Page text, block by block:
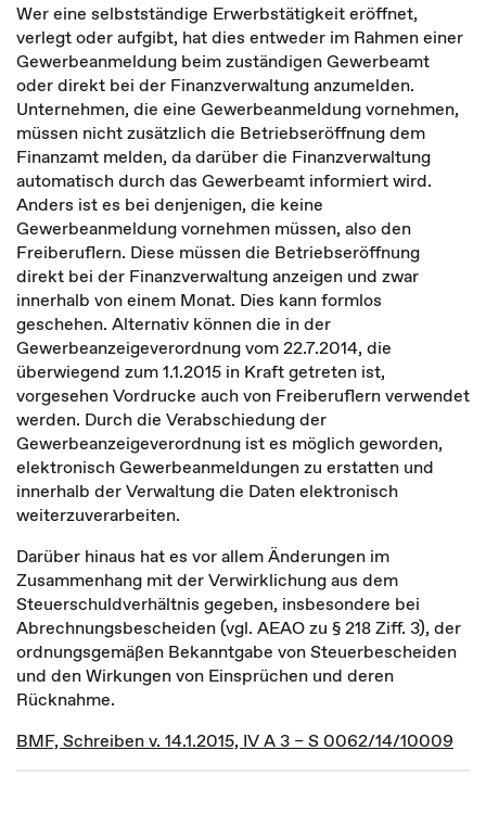
Wer eine selbstständige Erwerbstätigkeit eröffnet,
verlegt oder aufgibt, hat dies entweder im Rahmen einer
Gewerbeanmeldung beim zuständigen Gewerbeamt
oder direkt bei der Finanzverwaltung anzumelden.
Unternehmen, die eine Gewerbeanmeldung vornehmen,
müssen nicht zusätzlich die Betriebseröffnung dem
Finanzamt melden, da darüber die Finanzverwaltung
automatisch durch das Gewerbeamt informiert wird.
Anders ist es bei denjenigen, die keine
Gewerbeanmeldung vornehmen müssen, also den
Freiberuflern. Diese müssen die Betriebseröffnung
direkt bei der Finanzverwaltung anzeigen und zwar
innerhalb von einem Monat. Dies kann formlos
geschehen. Alternativ können die in der
Gewerbeanzeigeverordnung vom 22.7.2014, die
überwiegend zum 1.1.2015 in Kraft getreten ist,
vorgesehen Vordrucke auch von Freiberuflern verwendet
werden. Durch die Verabschiedung der
Gewerbeanzeigeverordnung ist es möglich geworden,
elektronisch Gewerbeanmeldungen zu erstatten und
innerhalb der Verwaltung die Daten elektronisch
weiterzuverarbeiten.
Darüber hinaus hat es vor allem Änderungen im
Zusammenhang mit der Verwirklichung aus dem
Steuerschuldverhältnis gegeben, insbesondere bei
Abrechnungsbescheiden (vgl. AEAO zu § 218 Ziff. 3), der
ordnungsgemäßen Bekanntgabe von Steuerbescheiden
und den Wirkungen von Einsprüchen und deren
Rücknahme.
BMF, Schreiben v. 14.1.2015, IV A 3 – S 0062/14/10009